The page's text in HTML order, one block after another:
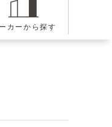
カーから探す